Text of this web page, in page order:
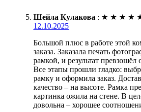
Шейла Кулакова : ★ ★ ★ ★
12.10.2025
Большой плюс в работе этой
заказа. Заказала печать
рамкой, и результат превзошёл
Все этапы прошли гладко:
рамку и оформила заказ.
качество – на высоте. Рамка
картинка ожила на стене. В
довольна – хорошее